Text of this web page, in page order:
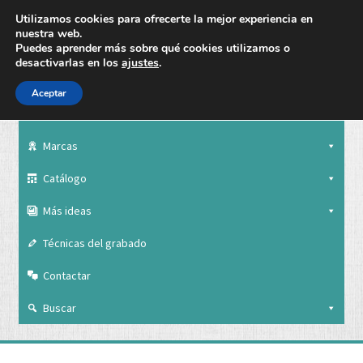
Marcas
Catálogo
Más ideas
Técnicas del grabado
Contactar
Buscar
Nuestra empresa
Utilizamos cookies para ofrecerte la mejor experiencia en
nuestra web.
Puedes aprender más sobre qué cookies utilizamos o
desactivarlas en los ajustes.
Aceptar